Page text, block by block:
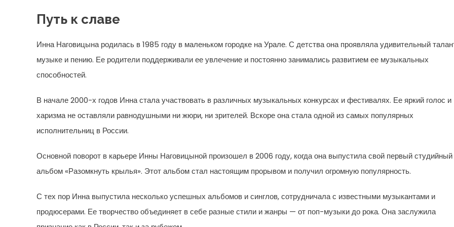
Путь к славе
Инна Наговицына родилась в 1985 году в маленьком городке на Урале. С детства она проявляла удивительный
музыке и пению. Ее родители поддерживали ее увлечение и постоянно занимались развитием ее музыкальных
способностей.
В начале 2000-х годов Инна стала участвовать в различных музыкальных конкурсах и фестивалях. Ее яркий голос и
харизма не оставляли равнодушными ни жюри, ни зрителей. Вскоре она стала одной из самых популярных
исполнительниц в России.
Основной поворот в карьере Инны Наговицыной произошел в 2006 году, когда она выпустила свой первый студийный
альбом «Разомкнуть крылья». Этот альбом стал настоящим прорывом и получил огромную популярность.
С тех пор Инна выпустила несколько успешных альбомов и синглов, сотрудничала с известными музыкантами и
продюсерами. Ее творчество объединяет в себе разные стили и жанры — от поп-музыки до рока. Она заслужила